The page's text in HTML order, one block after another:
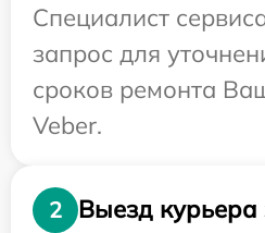
Специалист
запрос для
сроков ремонта
Veber.
2
Выезд курьера